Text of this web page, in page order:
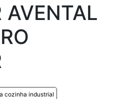
AVENTAL
cozinha industrial